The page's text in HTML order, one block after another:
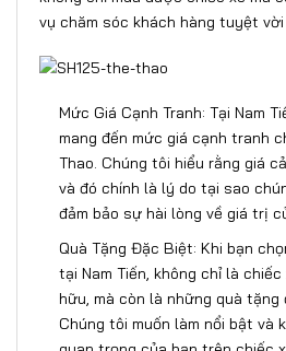
vụ chăm sóc khách hàng tuyệt vời
Mức Giá Cạnh Tranh: Tại Nam
mang đến mức giá cạnh tranh
Thao. Chúng tôi hiểu rằng giá
và đó chính là lý do tại sao
đảm bảo sự hài lòng về giá trị
Quà Tặng Đặc Biệt: Khi bạn
tại Nam Tiến, không chỉ là
hữu, mà còn là những quà
Chúng tôi muốn làm nổi bật và